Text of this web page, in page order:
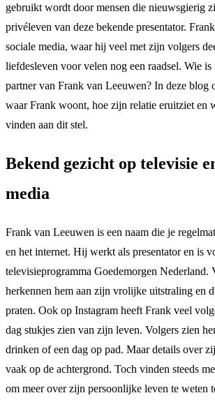
gebruikt wordt door mensen die nieuwsgierig
privéleven van deze bekende presentator.
sociale media, waar hij veel met zijn volgers
liefdesleven voor velen nog een raadsel. Wie
partner van Frank van Leeuwen? In deze blog
waar Frank woont, hoe zijn relatie eruitziet en
vinden aan dit stel.
Bekend gezicht op televisie
media
Frank van Leeuwen is een naam die je
en het internet. Hij werkt als presentator en is
televisieprogramma Goedemorgen Nederland.
herkennen hem aan zijn vrolijke uitstraling en
praten. Ook op Instagram heeft Frank veel
dag stukjes zien van zijn leven. Volgers zien
drinken of een dag op pad. Maar details over
vaak op de achtergrond. Toch vinden steeds
om meer over zijn persoonlijke leven te weten